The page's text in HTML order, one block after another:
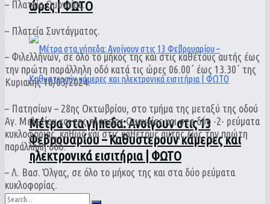
ώρες | ΦΩΤΟ
Μέτρα στα γήπεδα: Ανοίγουν στις 13
Φεβρουαρίου – Καθυστερούν κάμερες και
ηλεκτρονικά εισιτήρια | ΦΩΤΟ
– Πλατεία Ομονοίας.
– Πλατεία Συντάγματος.
– Φιλελλήνων, σε όλο το μήκος της και στις καθέτους αυτής έως
την πρώτη παράλληλη οδό κατά τις ώρες 06.00΄ έως 13.30΄ της
Κυριακής 10/03/2024.
– Πατησίων – 28ης Οκτωβρίου, στο τμήμα της μεταξύ της οδού
Αγ. Μελετίου και της πλατείας Ομονοίας και στα δύο -2- ρεύματα
κυκλοφορίας, καθώς και στις καθέτους αυτής έως την πρώτη
παράλληλη οδό.
– Λ. Βασ. Όλγας, σε όλο το μήκος της και στα δύο ρεύματα
κυκλοφορίας.